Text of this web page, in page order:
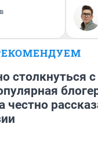
столкнуться с
честно